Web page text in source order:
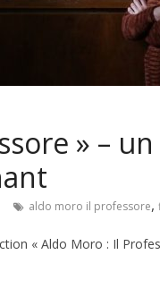
» –
aldo moro il professore,
« Aldo Moro : Il